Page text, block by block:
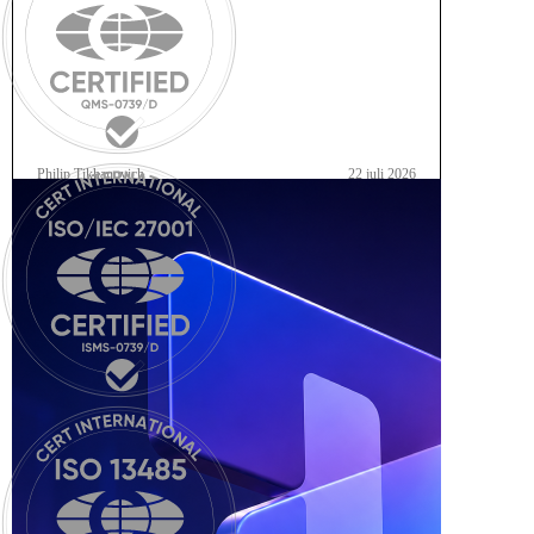
Philip Tikhanovich 22 juli 2026